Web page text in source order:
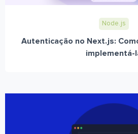
Node.js
Autenticação no Next.js:
implementá-